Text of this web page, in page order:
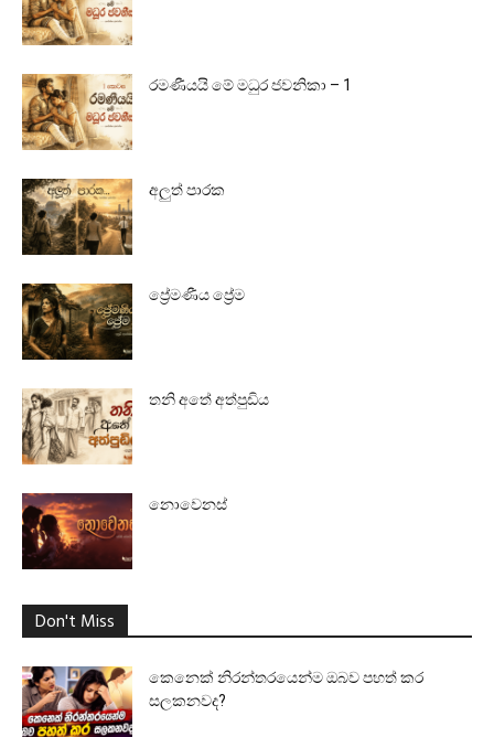
රමණීයයි මේ මධුර ජවනිකා – 1
අලුත් පාරක
ප්‍රේමණීය ප්‍රේම
තනි අතේ අත්පුඩිය
නොවෙනස්
Don't Miss
කෙනෙක් නිරන්තරයෙන්ම ඔබව පහත් කර
සලකනවද?